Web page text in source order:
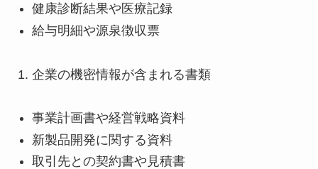
健康診断結果や医療記録
給与明細や源泉徴収票
企業の機密情報が含まれる書類
事業計画書や経営戦略資料
新製品開発に関する資料
取引先との契約書や見積書